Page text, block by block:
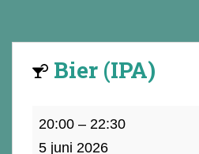
Bier (IPA)
Bier
(IPA)
20:00 – 22:30
5 juni 2026